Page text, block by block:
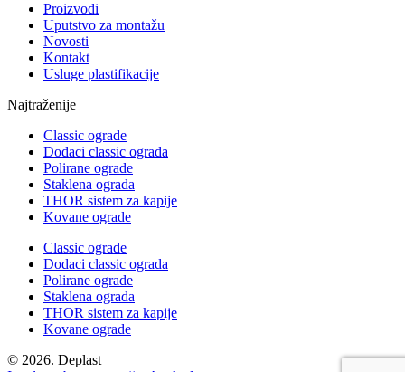
Proizvodi
Uputstvo za montažu
Novosti
Kontakt
Usluge plastifikacije
Najtraženije
Classic ograde
Dodaci classic ograda
Polirane ograde
Staklena ograda
THOR sistem za kapije
Kovane ograde
Classic ograde
Dodaci classic ograda
Polirane ograde
Staklena ograda
THOR sistem za kapije
Kovane ograde
© 2026. Deplast